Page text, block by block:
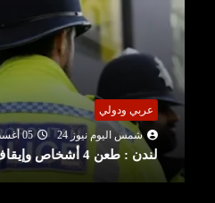
عربي ودولي
شمس اليوم نيوز 24
05 أغسطس 2026
لندن : طعن 4 أشخاص وإيقاف مشتبه بها